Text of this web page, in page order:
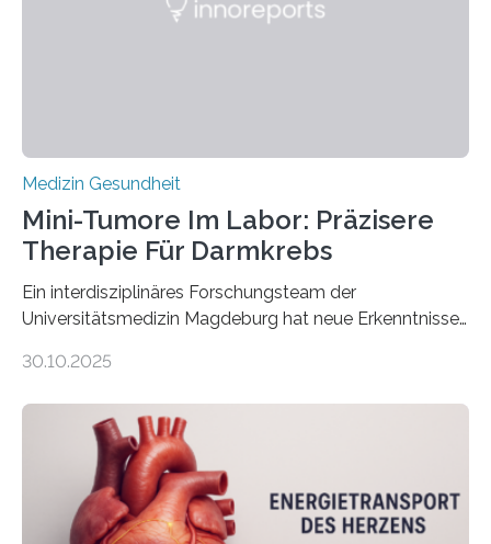
Medizin Gesundheit
Mini-Tumore Im Labor: Präzisere
Therapie Für Darmkrebs
Ein interdisziplinäres Forschungsteam der
Universitätsmedizin Magdeburg hat neue Erkenntnisse
behandelt werden kann. In ihrer aktuellen Studie,
Oncology, zeigen die Forschenden, dass Mini-Tumore
aus Gewebe von Patientinnen und Patienten –
sogenannte Organoide – genutzt werden können, um
vorab zu prüfen, welche Medikamente am besten
wirken. Dabei wurde ein Eiweiß identifiziert, das künftig
30.10.2025